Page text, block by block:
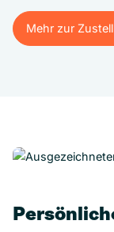
Mehr zur
Mehr zur